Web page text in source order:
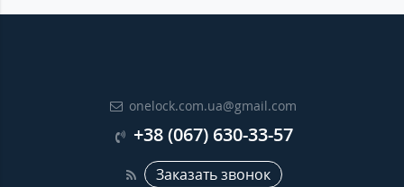
onelock.com.ua@gmail.com
+38 (067) 630-33-57
Заказать звонок